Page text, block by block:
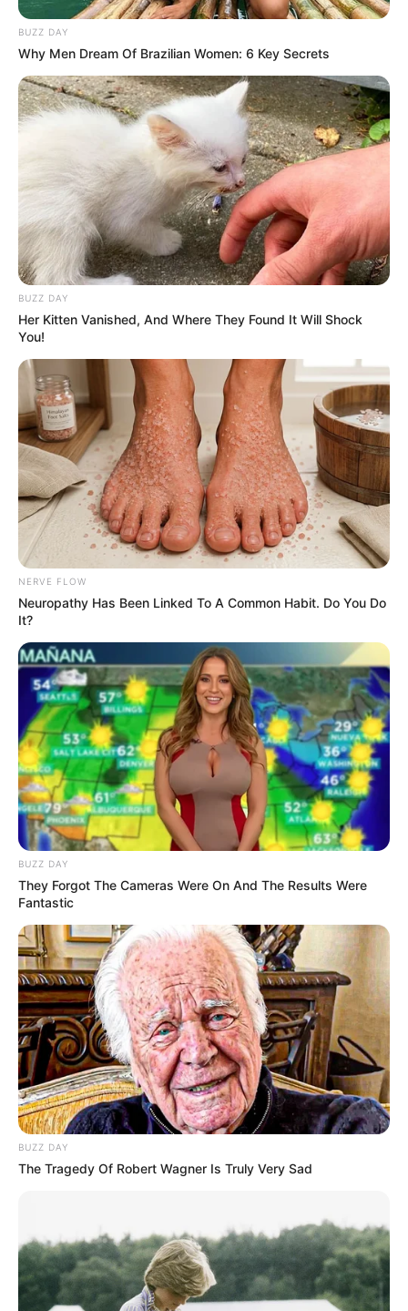
LIHAT ARTIKEL LAINNYA
Love Untangled Murderer Report
Ginseng Boy 2 My Daughter is a Zombie
Wall to Wall Ghost Train
BUZZ DAY
Why Men Dream Of Brazilian Women: 6 Key Secrets
BUZZ DAY
Her Kitten Vanished, And Where They Found It Will Shock
You!
NERVE FLOW
Neuropathy Has Been Linked To A Common Habit. Do You Do
It?
BUZZ DAY
They Forgot The Cameras Were On And The Results Were
Fantastic
BUZZ DAY
The Tragedy Of Robert Wagner Is Truly Very Sad